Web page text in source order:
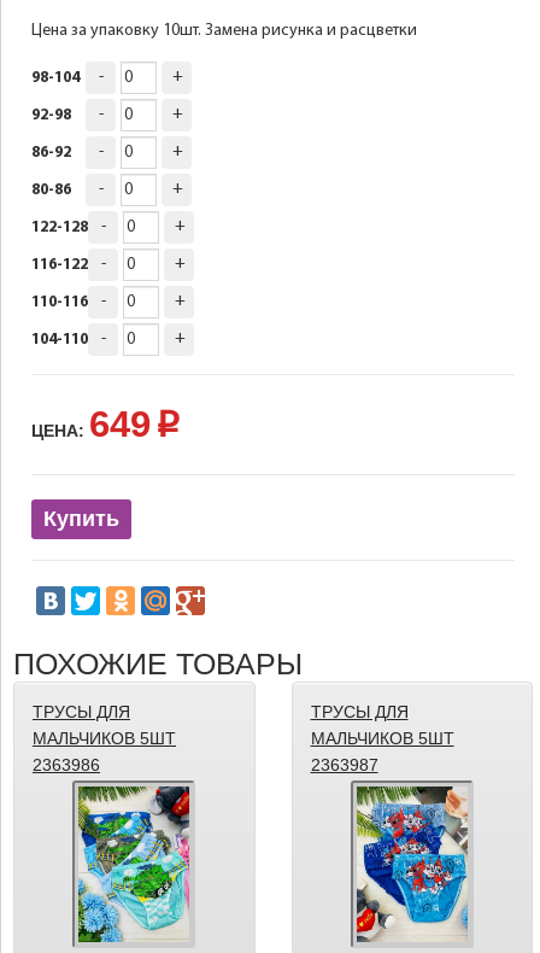
Цена за упаковку 10шт. Замена рисунка и расцветки
98-104 - +
92-98 - +
86-92 - +
80-86 - +
122-128 - +
116-122 - +
110-116 - +
104-110 - +
ЦЕНА: 649 p
Купить
ПОХОЖИЕ ТОВАРЫ
ТРУСЫ ДЛЯ
МАЛЬЧИКОВ 5ШТ
2363986
ТРУСЫ ДЛЯ
МАЛЬЧИКОВ 5ШТ
2363987